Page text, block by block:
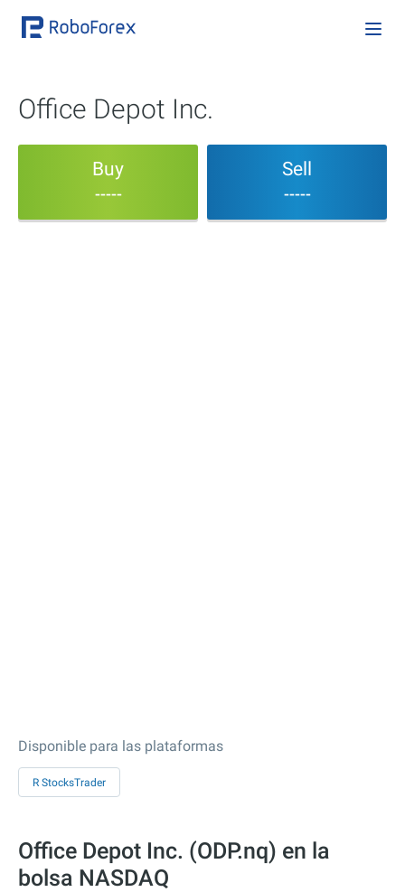
Office Depot Inc.
Buy
-----
Sell
-----
Disponible para las plataformas
R StocksTrader
Office Depot Inc. (ODP.nq) en la
bolsa NASDAQ